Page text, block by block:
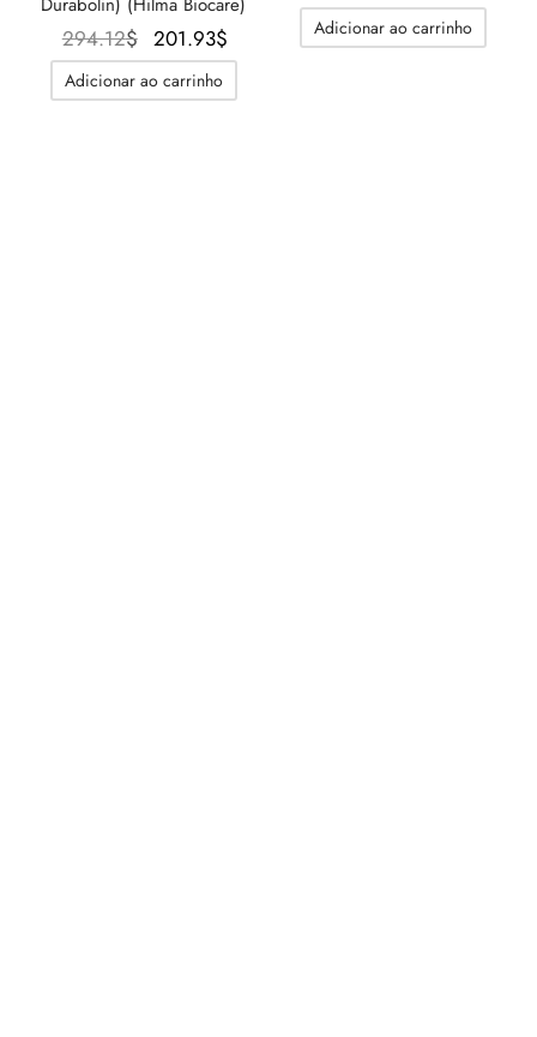
294.12$ O preço
original
era:
201.93$
201.93$.
Adicionar ao carrinho
preço
original
preço
atual é:
Adicionar ao carrinho